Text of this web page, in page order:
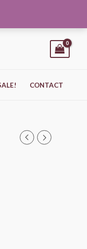
CONTACT